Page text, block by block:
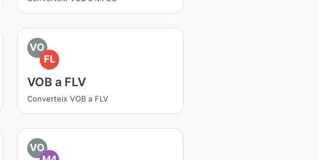
VO
FL
VOB a FLV
Converteix VOB a FLV
VO